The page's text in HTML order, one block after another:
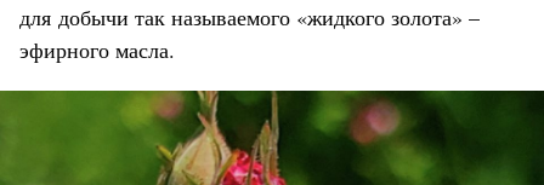
для добычи так называемого «жидкого золота» –
эфирного масла.